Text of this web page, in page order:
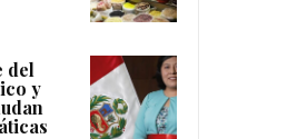
del
y